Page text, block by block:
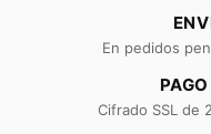
En pedidos
Cifrado SSL de